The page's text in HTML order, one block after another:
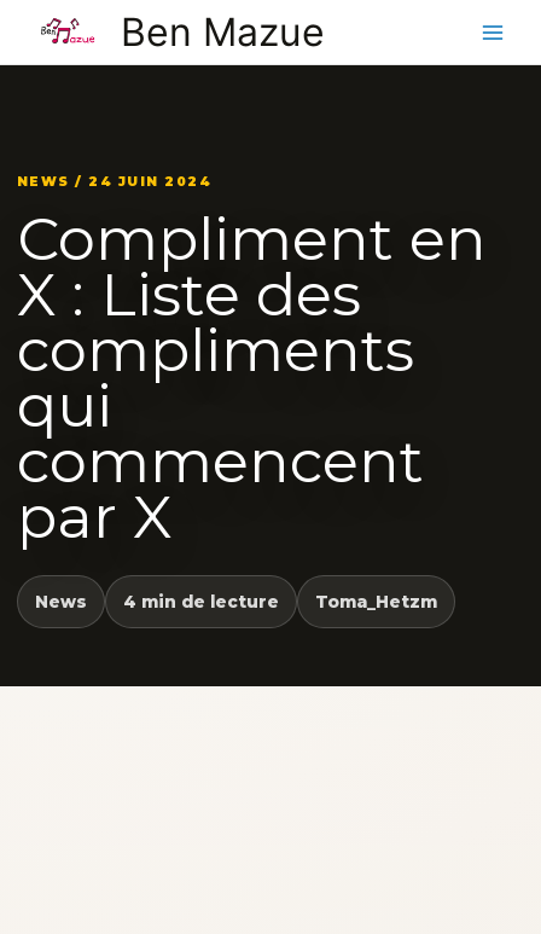
contenu
Ben Mazue
NEWS / 24 JUIN 2024
Compliment en
X : Liste des
compliments
qui
commencent
par X
News 4 min de lecture Toma_Hetzm